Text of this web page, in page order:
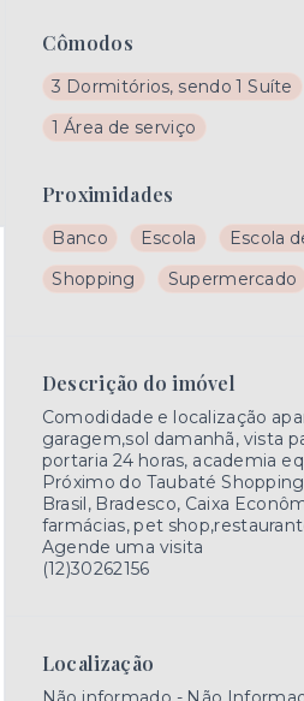
Cômodos
3 Dormitórios, sendo 1 Suíte
1 Área de serviço
Proximidades
Banco Escola Escola
Shopping
Supermercado
Descrição do imóvel
Comodidade e localização
garagem,sol damanhã, vista
portaria 24 horas, academia
Próximo do Taubaté
Brasil, Bradesco, Caixa
farmácias, pet
Agende uma visita
(12)30262156
Localização